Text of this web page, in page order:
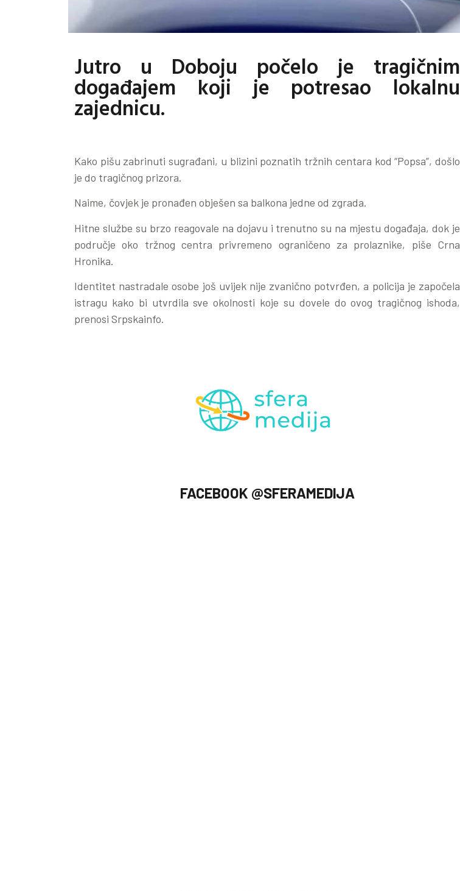
Jutro u Doboju počelo je tragičnim
događajem koji je potresao lokalnu
zajednicu.
Kako pišu zabrinuti sugrađani, u blizini poznatih tržnih centara kod “Popsa”, došlo
je do tragičnog prizora.
Naime, čovjek je pronađen obješen sa balkona jedne od zgrada.
Hitne službe su brzo reagovale na dojavu i trenutno su na mjestu događaja, dok je
područje oko tržnog centra privremeno ograničeno za prolaznike, piše Crna
Hronika.
Identitet nastradale osobe još uvijek nije zvanično potvrđen, a policija je započela
istragu kako bi utvrdila sve okolnosti koje su dovele do ovog tragičnog ishoda,
prenosi Srpskainfo.
FACEBOOK @SFERAMEDIJA